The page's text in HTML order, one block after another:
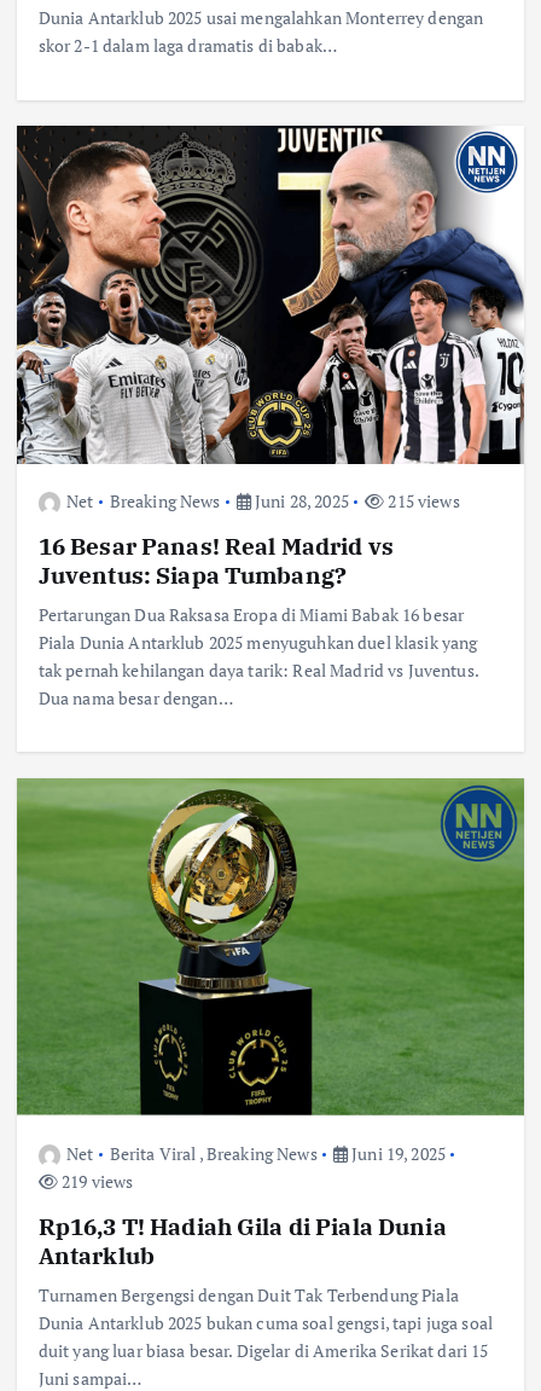
Dunia Antarklub 2025 usai mengalahkan Monterrey dengan
skor 2-1 dalam laga dramatis di babak…
Net Breaking News Juni 28, 2025 215 views
16 Besar Panas! Real Madrid vs
Juventus: Siapa Tumbang?
Pertarungan Dua Raksasa Eropa di Miami Babak 16 besar
Piala Dunia Antarklub 2025 menyuguhkan duel klasik yang
tak pernah kehilangan daya tarik: Real Madrid vs Juventus.
Dua nama besar dengan…
Net Berita Viral ,Breaking News
Juni 19, 2025
219 views
Rp16,3 T! Hadiah Gila di Piala Dunia
Antarklub
Turnamen Bergengsi dengan Duit Tak Terbendung Piala
Dunia Antarklub 2025 bukan cuma soal gengsi, tapi juga soal
duit yang luar biasa besar. Digelar di Amerika Serikat dari 15
Juni sampai…